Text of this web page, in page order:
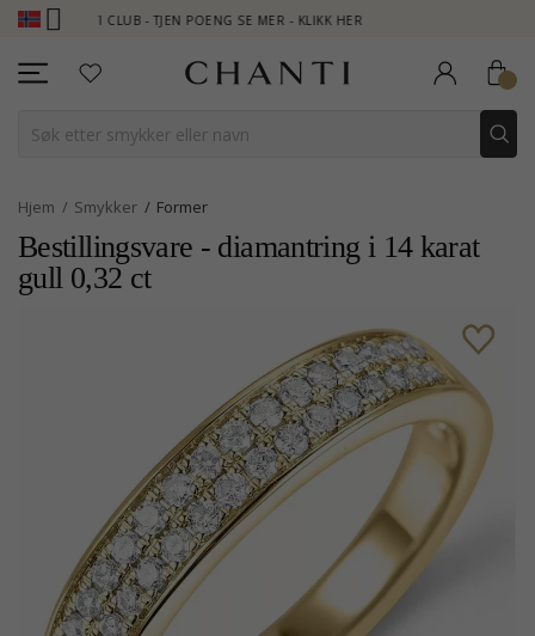
CLUB - TJEN POENG SE MER - KLIKK HER
Hjem Smykker Former
Bestillingsvare - diamantring i 14 karat
gull 0,32 ct